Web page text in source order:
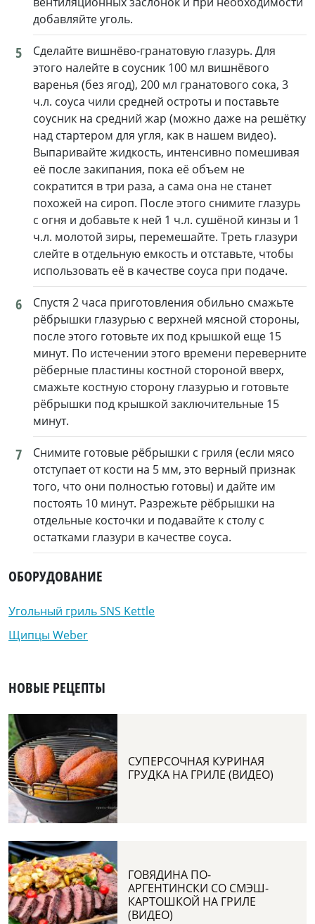
ОБОРУДОВАНИЕ
Угольный гриль SNS Kettle
Щипцы Weber
НОВЫЕ РЕЦЕПТЫ
СУПЕРСОЧНАЯ КУРИНАЯ
ГРУДКА НА ГРИЛЕ (ВИДЕО)
ГОВЯДИНА ПО-
АРГЕНТИНСКИ СО СМЭШ-
КАРТОШКОЙ НА ГРИЛЕ
(ВИДЕО)
добавляйте уголь.
5
Сделайте вишнёво-гранатовую глазурь. Для
этого налейте в соусник 100 мл вишнёвого
варенья (без ягод), 200 мл гранатового сока, 3
ч.л. соуса чили средней остроты и поставьте
соусник на средний жар (можно даже на решётку
над стартером для угля, как в нашем видео).
Выпаривайте жидкость, интенсивно помешивая
её после закипания, пока её объем не
сократится в три раза, а сама она не станет
похожей на сироп. После этого снимите глазурь
с огня и добавьте к ней 1 ч.л. сушёной кинзы и 1
ч.л. молотой зиры, перемешайте. Треть глазури
слейте в отдельную емкость и отставьте, чтобы
использовать её в качестве соуса при подаче.
6
Спустя 2 часа приготовления обильно смажьте
рёбрышки глазурью с верхней мясной стороны,
после этого готовьте их под крышкой еще 15
минут. По истечении этого времени переверните
рёберные пластины костной стороной вверх,
смажьте костную сторону глазурью и готовьте
рёбрышки под крышкой заключительные 15
минут.
7
Снимите готовые рёбрышки с гриля (если мясо
отступает от кости на 5 мм, это верный признак
того, что они полностью готовы) и дайте им
постоять 10 минут. Разрежьте рёбрышки на
отдельные косточки и подавайте к столу с
остатками глазури в качестве соуса.